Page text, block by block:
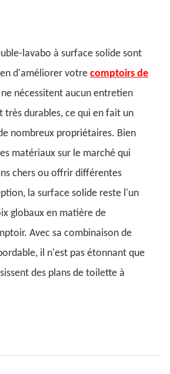
lavabo à surface solide sont
d'améliorer votre comptoirs de
ne nécessitent aucun entretien
très durables, ce qui en fait un
nombreux propriétaires. Bien
matériaux sur le marché qui
chers ou offrir différentes
la surface solide reste l'un
globaux en matière de
Avec sa combinaison de
il n'est pas étonnant que
des plans de toilette à